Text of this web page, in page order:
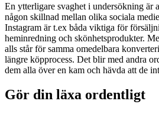
En ytterligare svaghet i undersökning är
någon skillnad mellan olika sociala
Instagram är t.ex båda viktiga för
heminredning och skönhetsprodukter.
alls står för samma omedelbara
längre köpprocess. Det blir med andra
dem alla över en kam och hävda att de
Gör din läxa ordentligt